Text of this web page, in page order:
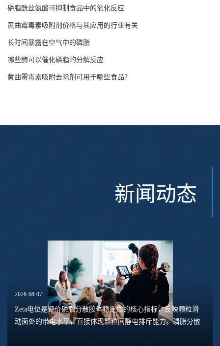
磷脂酰丝氨酸可抑制食品中的氧化反应
黄曲霉毒素吸附剂价格与其应用的行业有关
长时间暴露在空气中的磷脂
哪些酶可以催化磷脂的分解反应
黄曲霉毒素吸附去除剂可用于哪些食品？
新闻动态
2026-08-07
Zeta电位是评价磷脂分散胶体稳定性的核心指标，反映颗粒滑
动面处的带电水平，直接体现颗粒间静电排斥能力。磷脂分散